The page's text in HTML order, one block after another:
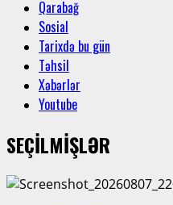
Qarabağ
Sosial
Tarixdə bu gün
Təhsil
Xəbərlər
Youtube
SEÇİLMİŞLƏR